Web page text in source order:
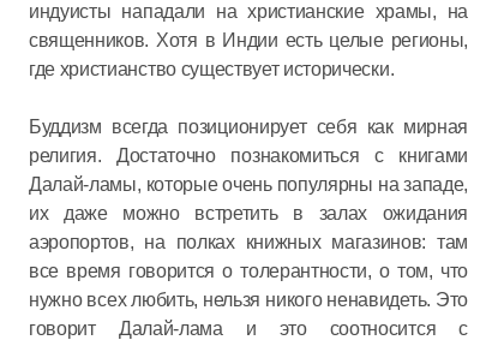
индуисты нападали на христианские храмы, на
священников. Хотя в Индии есть целые регионы,
где христианство существует исторически.
Буддизм всегда позиционирует себя как мирная
религия. Достаточно познакомиться с книгами
Далай-ламы, которые очень популярны на западе,
их даже можно встретить в залах ожидания
аэропортов, на полках книжных магазинов: там
все время говорится о толерантности, о том, что
нужно всех любить, нельзя никого ненавидеть. Это
говорит Далай-лама и это соотносится с